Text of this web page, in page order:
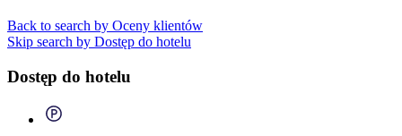
Back to search by Oceny klientów
Skip search by Dostęp do hotelu
Dostęp do hotelu